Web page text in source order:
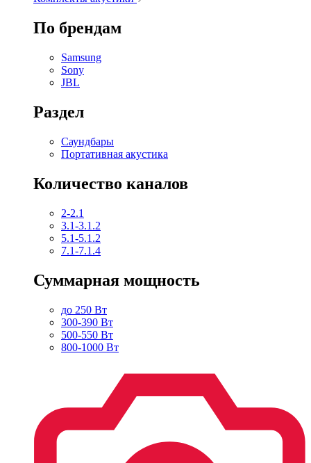
По брендам
Samsung
Sony
JBL
Раздел
Саундбары
Портативная акустика
Количество каналов
2-2.1
3.1-3.1.2
5.1-5.1.2
7.1-7.1.4
Суммарная мощность
до 250 Вт
300-390 Вт
500-550 Вт
800-1000 Вт